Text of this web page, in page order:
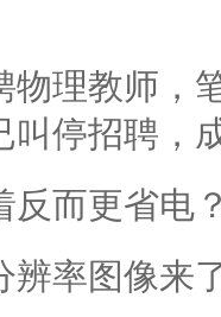
物理教师，
叫停招聘，
反而更省电
辨率图像来